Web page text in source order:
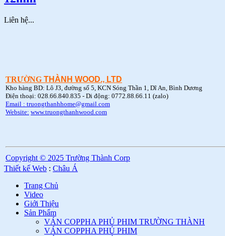
Trường Thành Plywood 12mm
18mm
Liên hệ...
15mm
Liên hệ...
Ván Coppha Phủ Phim Trường Thành
12mm